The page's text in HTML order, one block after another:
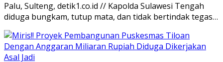
Palu, Sulteng, detik1.co.id // Kapolda Sulawesi Tengah
diduga bungkam, tutup mata, dan tidak bertindak tegas…